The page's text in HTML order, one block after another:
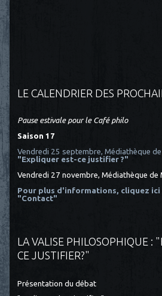
LE CALENDRIER DES
Pause estivale pour le Café philo
Saison 17
Vendredi 25 septembre, Médiathèque
"Expliquer est-ce justifier ?"
Vendredi 27 novembre, Médiathèque de
Pour plus d'informations, cliquez ici
"Contact"
LA VALISE PHILOSOPHIQUE :
CE JUSTIFIER?"
Présentation du débat